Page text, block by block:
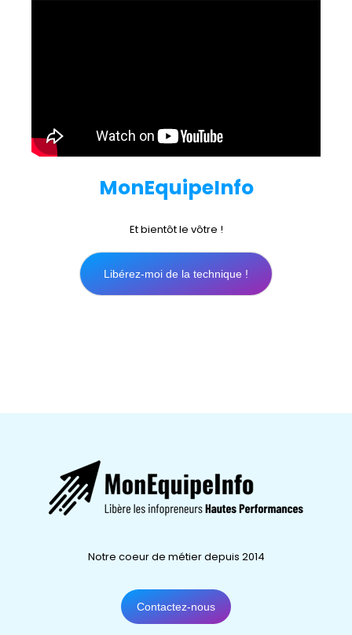
MonEquipeInfo
Et bientôt le vôtre !
Libérez-moi de la technique !
Notre coeur de métier depuis 2014
Contactez-nous